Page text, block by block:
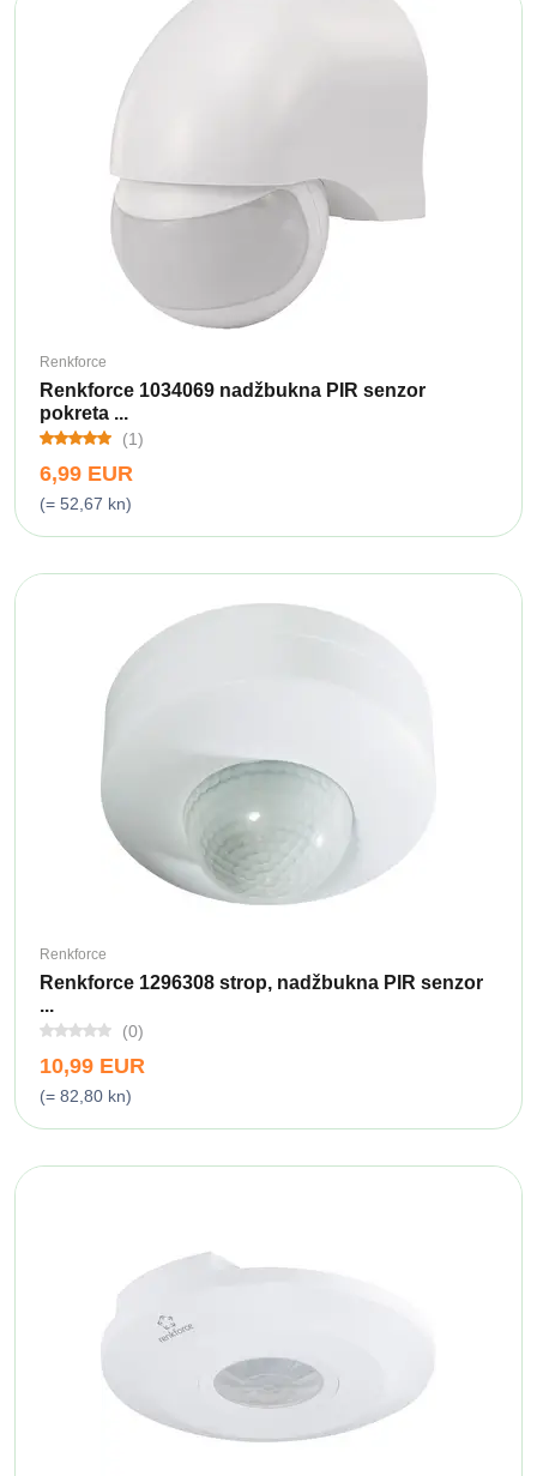
Renkforce
Renkforce 1034069 nadžbukna PIR senzor
pokreta ...
(1)
6,99 EUR
(= 52,67 kn)
Renkforce
Renkforce 1296308 strop, nadžbukna PIR senzor
...
(0)
10,99 EUR
(= 82,80 kn)